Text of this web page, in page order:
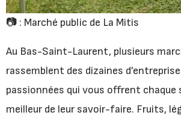
📷 : Marché public de La Mitis
Au Bas-Saint-Laurent, plusieurs
rassemblent des dizaines
passionnées qui vous offrent chaque
meilleur de leur savoir-faire. Fruits,